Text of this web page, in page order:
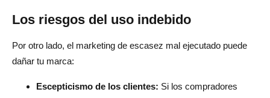
Los riesgos del uso indebido
Por otro lado, el marketing de escasez mal ejecutado puede
dañar tu marca:
Escepticismo de los clientes: Si los compradores